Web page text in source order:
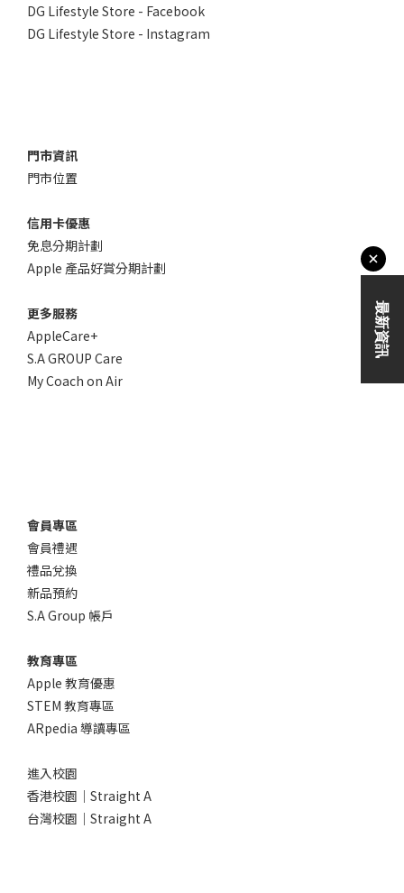
DG Lifestyle Store - Facebook
DG Lifestyle Store - Instagram
門市資訊
門市位置
信用卡優惠
免息分期計劃
Apple 產品好賞分期計劃
更多服務
AppleCare+
S.A GROUP Care
My Coach on Air
會員專區
會員禮遇
禮品兌換
新品預約
S.A Group 帳戶
教育專區
Apple 教育優惠
STEM 教育專區
ARpedia 導讀專區
進入校園
香港校園｜Straight A
台灣校園｜Straight A